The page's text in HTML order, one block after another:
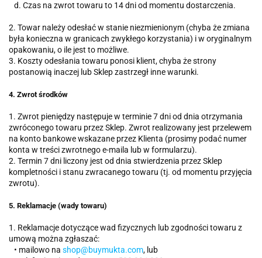
d. Czas na zwrot towaru to 14 dni od momentu dostarczenia.
2. Towar należy odesłać w stanie niezmienionym (chyba że zmiana
była konieczna w granicach zwykłego korzystania) i w oryginalnym
opakowaniu, o ile jest to możliwe.
3. Koszty odesłania towaru ponosi klient, chyba że strony
postanowią inaczej lub Sklep zastrzegł inne warunki.
4. Zwrot środków
1. Zwrot pieniędzy następuje w terminie 7 dni od dnia otrzymania
zwróconego towaru przez Sklep. Zwrot realizowany jest przelewem
na konto bankowe wskazane przez Klienta (prosimy podać numer
konta w treści zwrotnego e-maila lub w formularzu).
2. Termin 7 dni liczony jest od dnia stwierdzenia przez Sklep
kompletności i stanu zwracanego towaru (tj. od momentu przyjęcia
zwrotu).
5. Reklamacje (wady towaru)
1. Reklamacje dotyczące wad fizycznych lub zgodności towaru z
umową można zgłaszać:
• mailowo na shop@buymukta.com, lub